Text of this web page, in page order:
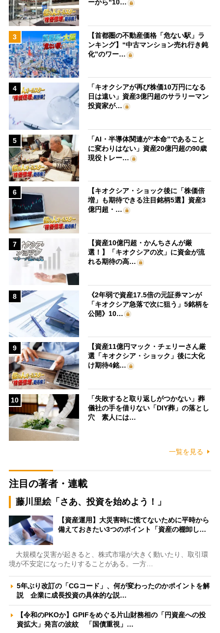
ーから“10…
3
【首都圏の不動産価格「危ない駅」ラ
ンキング】“中古マンション売れ行き鈍
化”のワー…
4
「キオクシアが再び株価10万円になる
日は遠い」資産3億円超のサラリーマン
投資家が…
5
「AI・半導体関連が“本命”であること
に変わりはない」資産20億円超の90歳
現役トレー…
6
【キオクシア・ショック後に「株価倍
増」も期待できる注目銘柄5選】資産3
億円超・…
7
【資産10億円超・かんちさんが厳
選！】「キオクシアの次」に資金が流
れる期待の高…
8
《2年弱で資産17.5倍の元証券マンが
「キオクシア急落で次に狙う」5銘柄を
公開》10…
9
【資産11億円マック・チェリーさん厳
選「キオクシア・ショック」後に大化
け期待4銘…
10
「失敗すると取り返しがつかない」葬
儀社の手を借りない「DIY葬」の落とし
穴 素人には…
一覧を見る
注目の著者・連載
藤川里絵「さあ、投資を始めよう！」
【資産運用】大災害時に慌てないために平時から
備えておきたい3つのポイント「資産の棚卸し…
大規模な災害が起きると、株式市場が大きく動いたり、取引環
境が不安定になったりすることがある。一方…
5年ぶり改訂の「CGコード」、何が変わったのかポイントを解
説 企業に成長投資の具体的な説…
【令和のPKOか】GPIFをめぐる片山財務相の「円資産への投
資拡大」発言の波紋 「国債重視」…